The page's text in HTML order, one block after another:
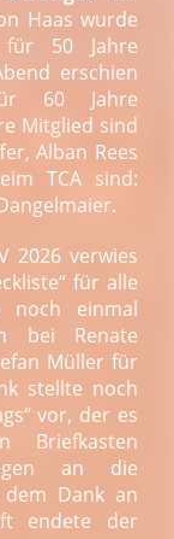
Haas wurde
50 Jahre
erschien
60 Jahre
Mitglied sind
Alban Rees
TCA sind:
2026 verwies
für alle
noch einmal
bei Renate
Müller für
stellte noch
vor, der es
Briefkasten
an die
Dank an
endete der